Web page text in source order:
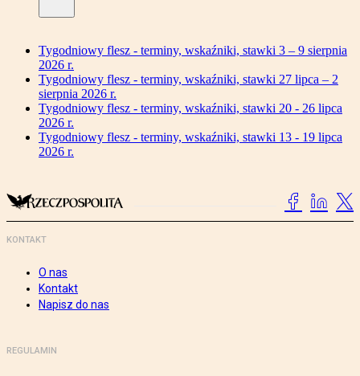
Tygodniowy flesz - terminy, wskaźniki, stawki 3 – 9 sierpnia
2026 r.
Tygodniowy flesz - terminy, wskaźniki, stawki 27 lipca – 2
sierpnia 2026 r.
Tygodniowy flesz - terminy, wskaźniki, stawki 20 - 26 lipca
2026 r.
Tygodniowy flesz - terminy, wskaźniki, stawki 13 - 19 lipca
2026 r.
KONTAKT
O nas
Kontakt
Napisz do nas
REGULAMIN